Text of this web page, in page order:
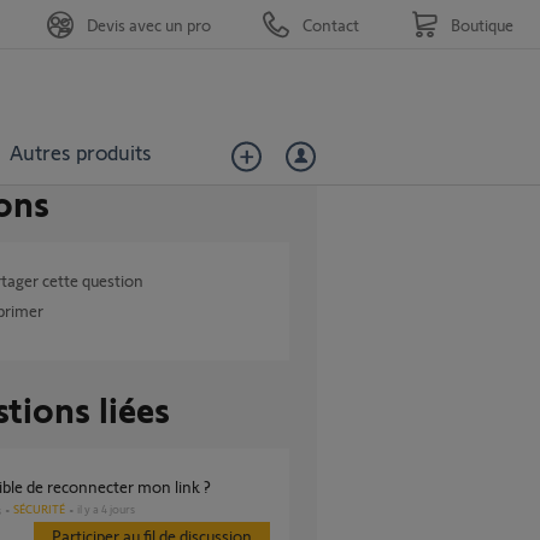
Autres produits
Devis avec un pro Contact Boutique
cette question
liées
de reconnecter mon link ?
SÉCURITÉ il y a 4 jours
Participer au fil de discussion